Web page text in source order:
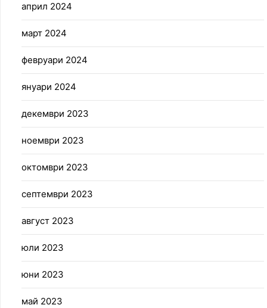
април 2024
март 2024
февруари 2024
януари 2024
декември 2023
ноември 2023
октомври 2023
септември 2023
август 2023
юли 2023
юни 2023
май 2023